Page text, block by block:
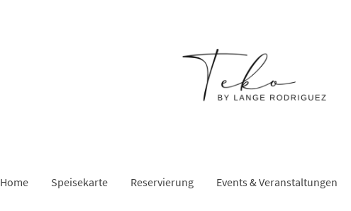
Home Speisekarte Reservierung Events & Veranstaltungen